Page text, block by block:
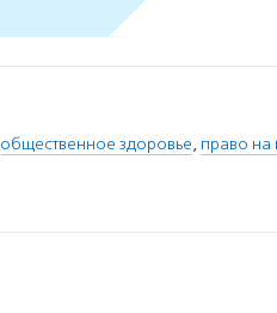
общественное здоровье, право